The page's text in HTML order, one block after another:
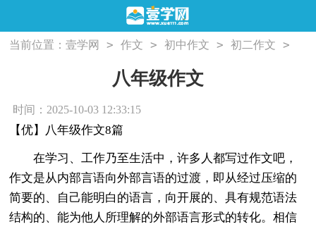
当前位置：壹学网 > 作文 > 初中作文 > 初二作文 >
八年级作文
时间：2025-10-03 12:33:15
【优】八年级作文8篇
在学习、工作乃至生活中，许多人都写过作文吧，
作文是从内部言语向外部言语的过渡，即从经过压缩的
简要的、自己能明白的语言，向开展的、具有规范语法
结构的、能为他人所理解的外部语言形式的转化。相信